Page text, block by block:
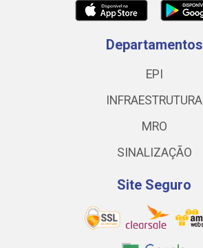
Departamentos
EPI
INFRAESTRUTURA
MRO
SINALIZAÇÃO
Site Seguro